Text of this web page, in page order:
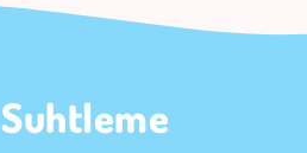
Suhtleme